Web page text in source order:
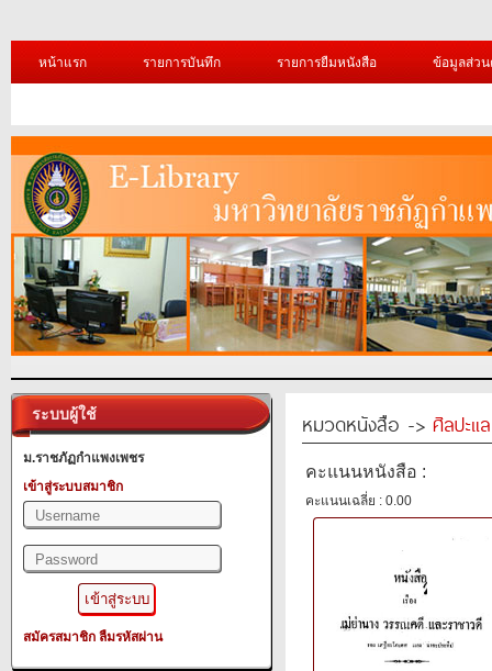
หน้าแรก รายการบันทึก รายการยืมหนังสือ ข้อมูลส่ว
ระบบผู้ใช้
ม.ราชภัฏกำแพงเพชร
เข้าสู่ระบบสมาชิก
สมัครสมาชิก ลืมรหัสผ่าน
หมวดหนังสือ -> ศิลปะแ
คะแนนหนังสือ :
คะแนนเฉลี่ย : 0.00